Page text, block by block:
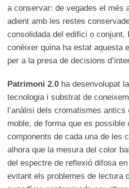
a conservar: de vegades el més
adient amb les restes
consolidada del edifici o conjunt.
conèixer quina ha estat aquesta
per a la presa de decisions
Patrimoni 2.0 ha desenvolupat
tecnologia i substrat de
l’anàlisi dels cromatismes antics
moble, de forma que es possible
components de cada una de les
alhora que la mesura del color
del espectre de reflexió difosa
evitant els problemes de lectura